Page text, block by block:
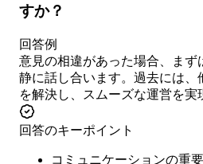
すか？
回答例
意見の相違があった場合、ま
静に話し合います。過去には
を解決し、スムーズな運営を実
回答のキーポイント
コミュニケーションの重